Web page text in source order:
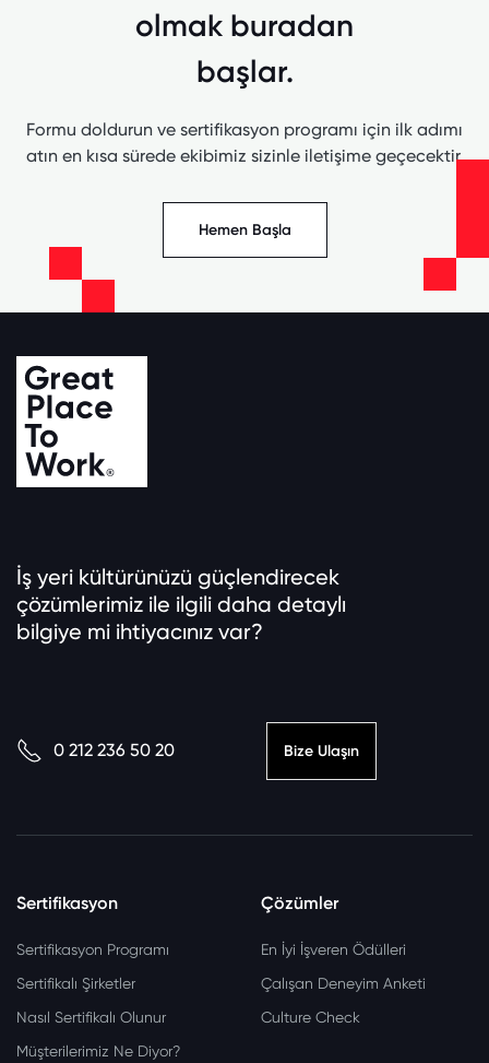
olmak buradan
başlar.
Formu doldurun ve sertifikasyon programı için ilk adımı
atın en kısa sürede ekibimiz sizinle iletişime geçecektir.
Hemen Başla
İş yeri kültürünüzü güçlendirecek
çözümlerimiz ile ilgili daha detaylı
bilgiye mi ihtiyacınız var?
0 212 236 50 20 Bize Ulaşın
Sertifikasyon
Sertifikasyon Programı
Sertifikalı Şirketler
Nasıl Sertifikalı Olunur
Müşterilerimiz Ne Diyor?
Çözümler
En İyi İşveren Ödülleri
Çalışan Deneyim Anketi
Culture Check